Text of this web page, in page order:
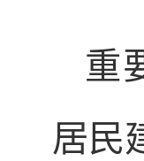
重
居民